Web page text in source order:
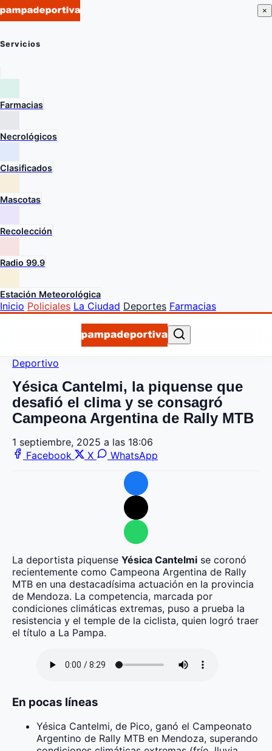
×
Servicios
Farmacias
Necrológicos
Clasificados
Mascotas
Recolección
Radio 99.9
Estación Meteorológica
Inicio Policiales La Ciudad Deportes Farmacias
Deportivo
Yésica Cantelmi, la piquense que
desafió el clima y se consagró
Campeona Argentina de Rally MTB
1 septiembre, 2025 a las 18:06
Facebook
X WhatsApp
La deportista piquense Yésica Cantelmi se coronó
recientemente como Campeona Argentina de Rally
MTB en una destacadísima actuación en la provincia
de Mendoza. La competencia, marcada por
condiciones climáticas extremas, puso a prueba la
resistencia y el temple de la ciclista, quien logró traer
el título a La Pampa.
En pocas líneas
Yésica Cantelmi, de Pico, ganó el Campeonato
Argentino de Rally MTB en Mendoza, superando